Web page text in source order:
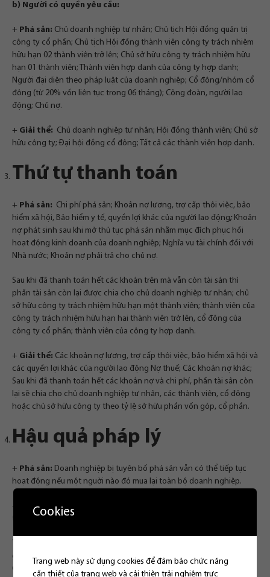
b) Người có quyền yêu cầu:
+ Phá sản: Chủ doanh nghiệp tư nhân; Chủ tịch Hội đồng quản trị
công ty cổ phần; Chủ tịch Hội đồng thành viên công ty trách nhiệm
hữu hạn 02 thành viên trở lên; Chủ sở hữu công ty trách nhiệm hữu
hạn 01 thành viên; Thành viên hợp danh của công ty hợp danh;
Người đại diện theo pháp luật của doanh nghiệp; Cổ đông/nhóm cổ
đông (từ 20% vốn liên tục trong 06 tháng); Công đoàn, người lao
động; Chủ nợ.
+ Giải thể: Chủ doanh nghiệp tư nhân; Hội đồng thành viên; Chủ sở
hữu công ty; Đại hội đồng cổ đông; Tất cả các thành viên hợp danh.
Thứ tự thanh toán
+ Phá sản: Chi phí phá sản; Khoản nợ lương, trợ cấp thôi việc, bảo
hiểm xã hội, Bảo hiểm y tế, quyền lợi khác của người lao động; Khoản
nợ phát sinh sau khi mở thủ tục phá sản nhằm mục đích phục hồi
hoạt động kinh doanh của doanh nghiệp; Nghĩa vụ tài chính đối với
Nhà nước; Khoản nợ phải trả cho chủ nợ.
Sau khi đã thanh toán hết các khoản trên mà vẫn còn tài sản thì
phần tài sản còn lại được chia cho chủ doanh nghiệp tư nhân; chủ
sở hữu công ty trách nhiệm hữu hạn một thành viên; thành viên của
công ty trách nhiệm hữu hạn hai thành viên trở lên, cổ đông của
công ty cổ phần; thành viên của công ty hợp danh.
+ Giải thể: Các khoản nợ lương, trợ cấp thôi việc, bảo hiểm xã hội và
các quyền lợi khác của người lao động Nợ thuế; Các khoản nợ khác;
Sau khi đã thanh toán hết các khoản nợ và chi phí, phần tài sản còn
lại sẽ chia cho chủ doanh nghiệp tư nhân, các thành viên, cổ đông
hoặc chủ sở hữu công ty theo tỷ lệ sở hữu phần vốn góp, cổ phần.
Hậu quả pháp lý
+ Phá sản: Doanh nghiệp bị tuyên bố phá sản vẫn có thể tiếp tục
hoạt động nếu một nguời nào đó mua lại toàn bộ doanh nghiệp.
+ Giải thể: Bị xóa tên trong sổ đăng ký kinh doanh và chấm dứt sự
tồn tại của doanh nghiệp
giải thể doanh nghiệp ở thế chủ động hơn và thủ tục đơn giản hơn.
Chỉ doanh nghiệp mất khả năng thanh toán mới được phá sản
Cookies
Trang web này sử dụng cookies để đảm bảo chức năng
cần thiết của trang web và cải thiện trải nghiệm trực